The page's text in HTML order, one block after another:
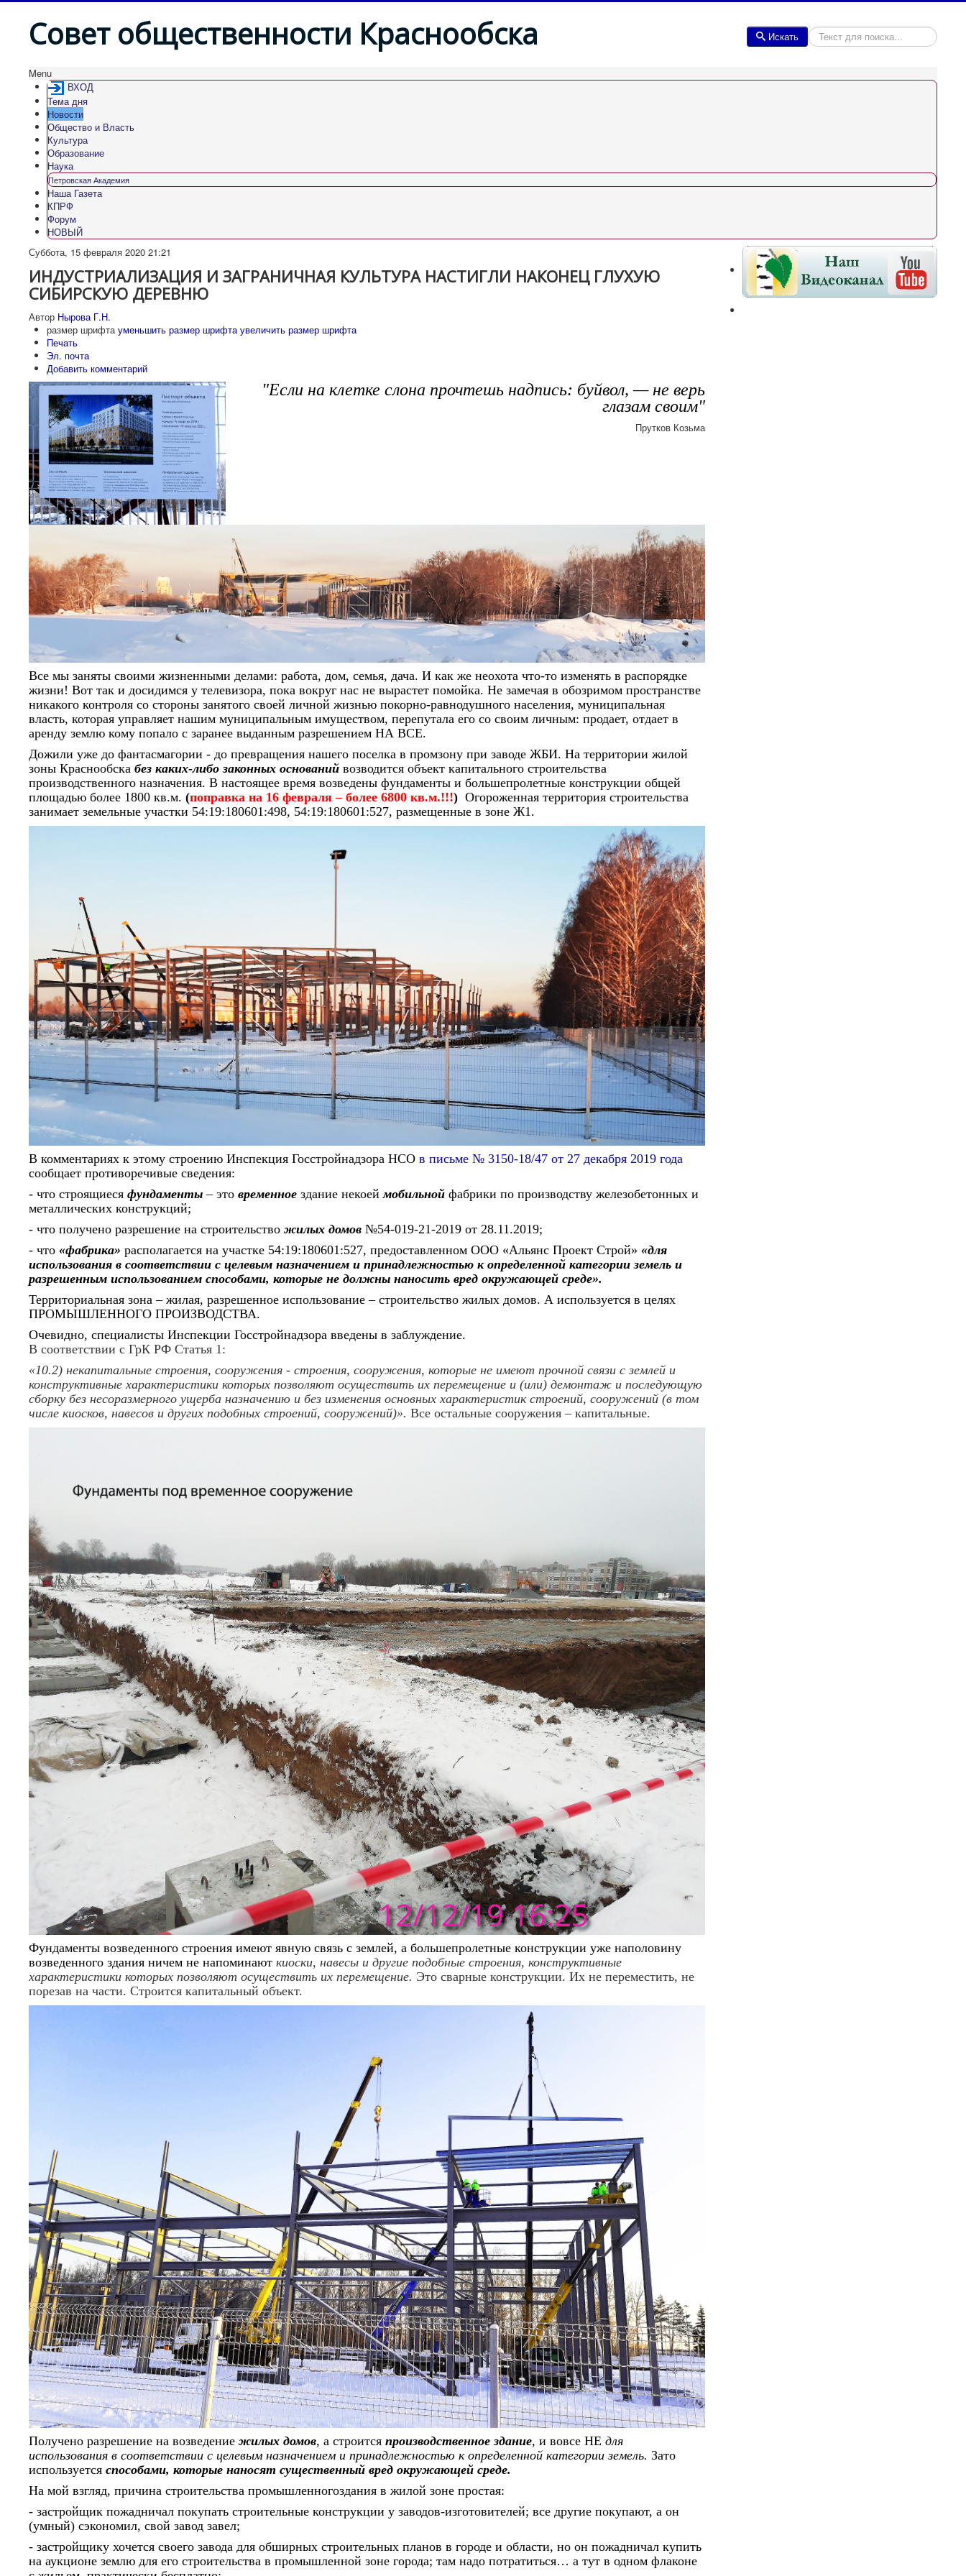
Совет общественности Краснообска Искать Искать
Menu
ВХОД
Тема дня
Новости
Общество и Власть
Культура
Образование
Наука
Петровская Академия
Наша Газета
КПРФ
Форум
НОВЫЙ
Суббота, 15 февраля 2020 21:21
ИНДУСТРИАЛИЗАЦИЯ И ЗАГРАНИЧНАЯ КУЛЬТУРА НАСТИГЛИ НАКОНЕЦ ГЛУХУЮ
СИБИРСКУЮ ДЕРЕВНЮ
Автор Нырова Г.Н.
размер шрифта уменьшить размер шрифта увеличить размер шрифта
Печать
Эл. почта
Добавить комментарий
"Если на клетке слона прочтешь надпись: буйвол, — не верь
глазам своим"
Прутков Козьма
Все мы заняты своими жизненными делами: работа, дом, семья, дача. И как же неохота что-то изменять в распорядке
жизни! Вот так и досидимся у телевизора, пока вокруг нас не вырастет помойка. Не замечая в обозримом пространстве
никакого контроля со стороны занятого своей личной жизнью покорно-равнодушного населения, муниципальная
власть, которая управляет нашим муниципальным имуществом, перепутала его со своим личным: продает, отдает в
аренду землю кому попало с заранее выданным разрешением НА ВСЕ.
Дожили уже до фантасмагории - до превращения нашего поселка в промзону при заводе ЖБИ. На территории жилой
зоны Краснообска без каких-либо законных оснований возводится объект капитального строительства
производственного назначения. В настоящее время возведены фундаменты и большепролетные конструкции общей
площадью более 1800 кв.м. (поправка на 16 февраля – более 6800 кв.м.!!!) Огороженная территория строительства
занимает земельные участки 54:19:180601:498, 54:19:180601:527, размещенные в зоне Ж1.
В комментариях к этому строению Инспекция Госстройнадзора НСО в письме № 3150-18/47 от 27 декабря 2019 года
сообщает противоречивые сведения:
- что строящиеся фундаменты – это временное здание некоеймобильной фабрики по производству железобетонных и
металлических конструкций;
- что получено разрешение на строительство жилых домов №54-019-21-2019 от 28.11.2019;
- что «фабрика» располагается на участке 54:19:180601:527, предоставленном ООО «Альянс Проект Строй» «для
использования в соответствии с целевым назначением и принадлежностью к определенной категории земель и
разрешенным использованием способами, которые не должны наносить вред окружающей среде».
Территориальная зона – жилая, разрешенное использование – строительство жилых домов. А используется в целях
ПРОМЫШЛЕННОГО ПРОИЗВОДСТВА.
Очевидно, специалисты Инспекции Госстройнадзора введены в заблуждение.
В соответствии с ГрК РФ Статья 1:
«10.2) некапитальные строения, сооружения - строения, сооружения, которые не имеют прочной связи с землей и
конструктивные характеристики которых позволяют осуществить их перемещение и (или) демонтаж и последующую
сборку без несоразмерного ущерба назначению и без изменения основных характеристик строений, сооружений (в том
числе киосков, навесов и других подобных строений, сооружений)». Все остальные сооружения – капитальные.
Фундаменты возведенного строения имеют явную связь с землей, а большепролетные конструкции уже наполовину
возведенного здания ничем не напоминают киоски, навесы и другие подобные строения, конструктивные
характеристики которых позволяют осуществить их перемещение. Это сварные конструкции. Их не переместить, не
порезав на части. Строится капитальный объект.
Получено разрешение на возведение жилых домов, а строится производственное здание, и вовсе НЕ для
использования в соответствии с целевым назначением и принадлежностью к определенной категории земель. Зато
используется способами, которые наносят существенный вред окружающей среде.
На мой взгляд, причина строительства промышленногоздания в жилой зоне простая:
- застройщик пожадничал покупать строительные конструкции у заводов-изготовителей; все другие покупают, а он
(умный) сэкономил, свой завод завел;
- застройщику хочется своего завода для обширных строительных планов в городе и области, но он пожадничал купить
на аукционе землю для его строительства в промышленной зоне города; там надо потратиться… а тут в одном флаконе